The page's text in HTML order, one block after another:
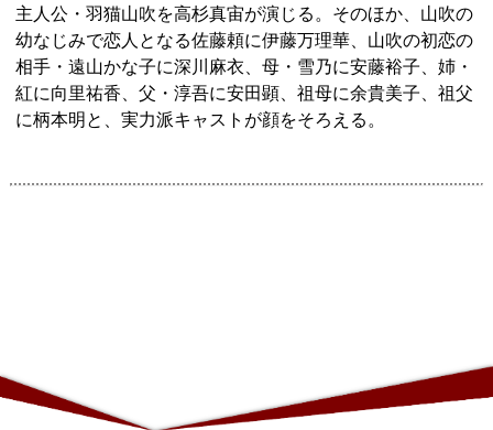
主人公・羽猫山吹を高杉真宙が演じる。そのほか、山吹の
幼なじみで恋人となる佐藤頼に伊藤万理華、山吹の初恋の
相手・遠山かな子に深川麻衣、母・雪乃に安藤裕子、姉・
紅に向里祐香、父・淳吾に安田顕、祖母に余貴美子、祖父
に柄本明と、実力派キャストが顔をそろえる。